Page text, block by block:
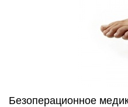
Безоперационное